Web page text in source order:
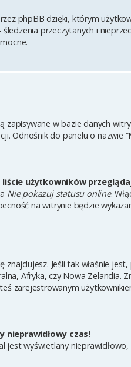
phpBB dzięki, którym
przeczytanych i
w bazie danych
Odnośnik do panelu o nazwie
użytkowników
Nie pokazuj statusu online.
na witrynie będzie
Jeśli tak właśnie
Afryka, czy Nowa Zelandia.
zarejestrowanym
nieprawidłowy czas!
jest wyświetlany